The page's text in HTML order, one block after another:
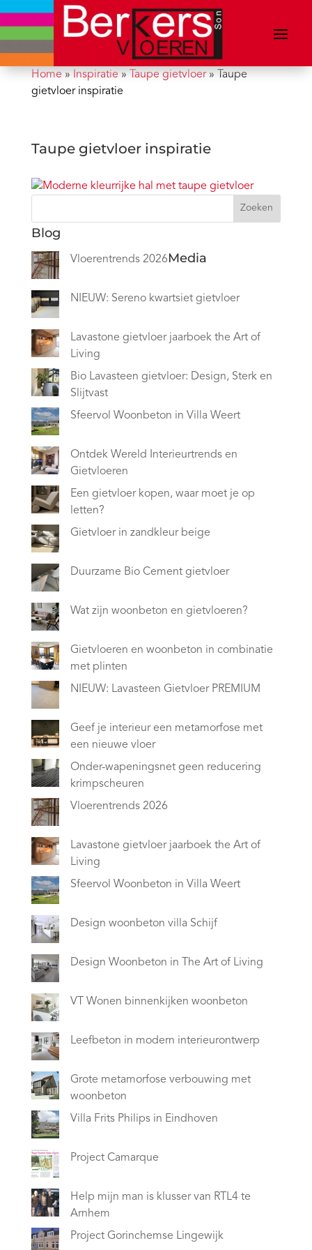
Home» Inspiratie» Taupe gietvloer» Taupe
gietvloer inspiratie
Taupe gietvloer inspiratie
Zoeken
Blog
Vloerentrends 2026
NIEUW: Sereno kwartsiet gietvloer
Lavastone gietvloer jaarboek the Art of
Living
Bio Lavasteen gietvloer: Design, Sterk en
Slijtvast
Sfeervol Woonbeton in Villa Weert
Ontdek Wereld Interieurtrends en
Gietvloeren
Een gietvloer kopen, waar moet je op
letten?
Gietvloer in zandkleur beige
Duurzame Bio Cement gietvloer
Wat zijn woonbeton en gietvloeren?
Gietvloeren en woonbeton in combinatie
met plinten
NIEUW: Lavasteen Gietvloer PREMIUM
Geef je interieur een metamorfose met
een nieuwe vloer
Onder-wapeningsnet geen reducering
krimpscheuren
Media
Vloerentrends 2026
Lavastone gietvloer jaarboek the Art of
Living
Sfeervol Woonbeton in Villa Weert
Design woonbeton villa Schijf
Design Woonbeton in The Art of Living
VT Wonen binnenkijken woonbeton
Leefbeton in modern interieurontwerp
Grote metamorfose verbouwing met
woonbeton
Villa Frits Philips in Eindhoven
Project Camarque
Help mijn man is klusser van RTL4 te
Arnhem
Project Gorinchemse Lingewijk